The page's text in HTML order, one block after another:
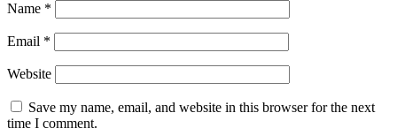
Name *
Email *
Website
Save my name, email, and website in this browser for the next
time I comment.